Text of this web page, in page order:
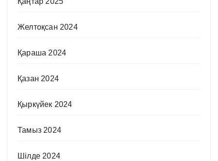
Желтоқсан 2024
Қараша 2024
Қазан 2024
Қыркүйек 2024
Тамыз 2024
Шілде 2024